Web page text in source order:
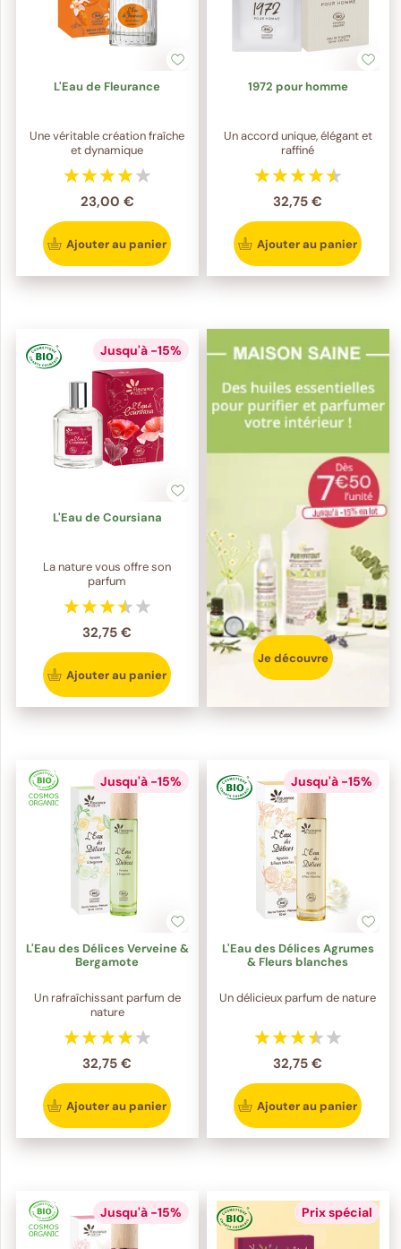
L'Eau de Fleurance
Une véritable création fraîche
et dynamique
23,00 €
Ajouter au panier
1972 pour homme
Un accord unique, élégant et
raffiné
32,75 €
Ajouter au panier
Jusqu'à -15%
L'Eau de Coursiana
La nature vous offre son
parfum
32,75 €
Ajouter au panier
Je découvre
Jusqu'à -15%
L'Eau des Délices Verveine &
Bergamote
Un rafraîchissant parfum de
nature
32,75 €
Ajouter au panier
Jusqu'à -15%
L'Eau des Délices Agrumes
& Fleurs blanches
Un délicieux parfum de nature
32,75 €
Ajouter au panier
Jusqu'à -15% Prix spécial